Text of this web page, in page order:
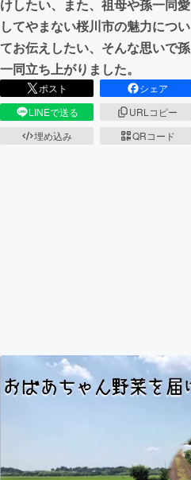
けしたい、また、祖母や孫一同愛
してやまない桜川市の魅力につい
てお伝えしたい、そんな思いで孫
一同立ち上がりました。
ポスト
シェア
LINEで送る
URLコピー
埋め込み
QRコード